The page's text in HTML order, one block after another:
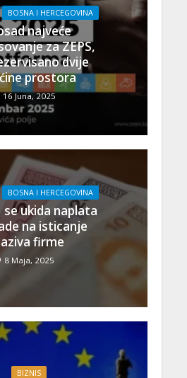
BOSNA I HERCEGOVINA
najveće
za ZEPS,
dvije
prostora
16 Juna, 2025
BOSNA I HERCEGOVINA
se ukida naplata
na isticanje
firme
8 Maja, 2025
BIZNIS